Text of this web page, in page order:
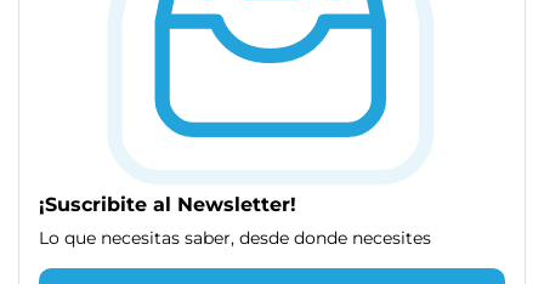
¡Suscribite al Newsletter!
Lo que necesitas saber, desde donde necesites